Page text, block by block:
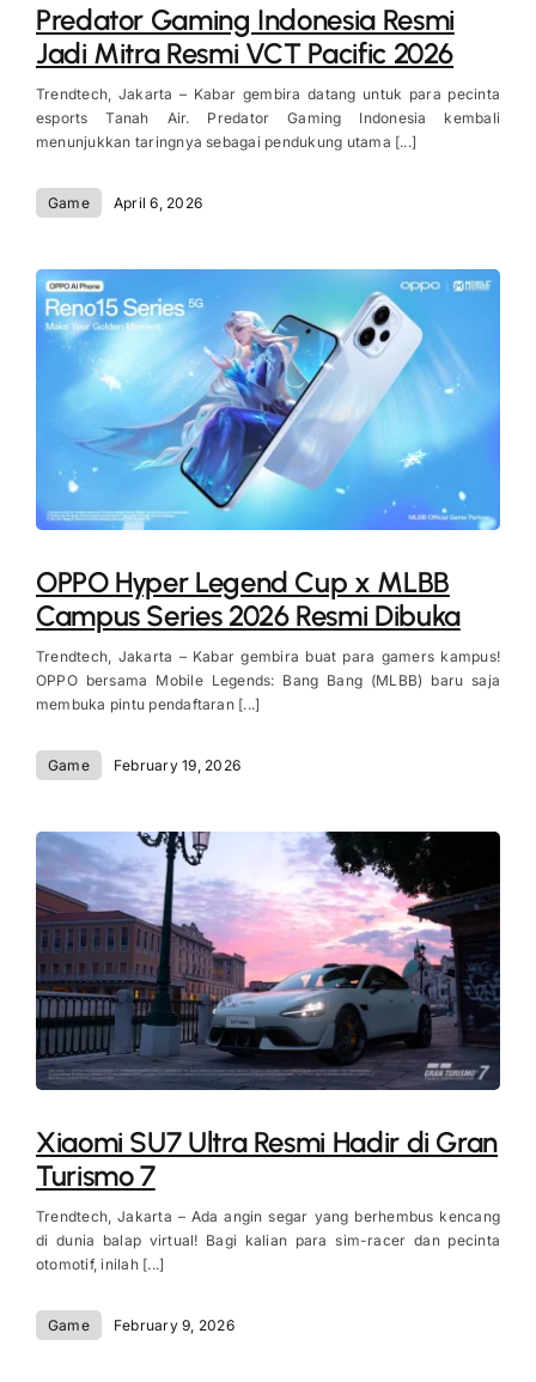
Predator Gaming Indonesia Resmi
Jadi Mitra Resmi VCT Pacific 2026
Trendtech, Jakarta – Kabar gembira datang untuk para pecinta
esports Tanah Air. Predator Gaming Indonesia kembali
menunjukkan taringnya sebagai pendukung utama [...]
Game April 6, 2026
OPPO Hyper Legend Cup x MLBB
Campus Series 2026 Resmi Dibuka
Trendtech, Jakarta – Kabar gembira buat para gamers kampus!
OPPO bersama Mobile Legends: Bang Bang (MLBB) baru saja
membuka pintu pendaftaran [...]
Game February 19, 2026
Xiaomi SU7 Ultra Resmi Hadir di Gran
Turismo 7
Trendtech, Jakarta – Ada angin segar yang berhembus kencang
di dunia balap virtual! Bagi kalian para sim-racer dan pecinta
otomotif, inilah [...]
Game February 9, 2026